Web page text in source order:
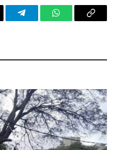
TelegramWhatsAppCopy